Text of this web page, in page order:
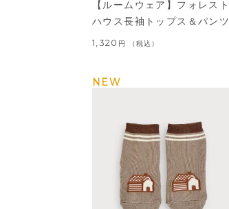
【ルームウェア】フォレスト
ハウス長袖トップス＆パンツ
1,320 税込
NEW